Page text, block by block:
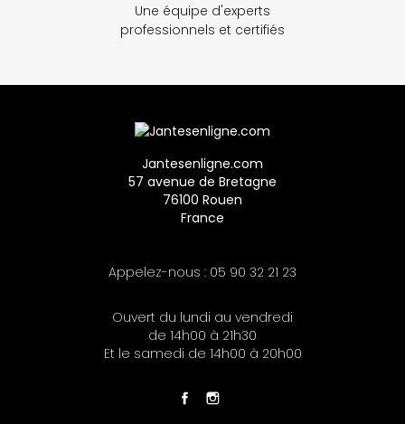
Une équipe d'experts
professionnels et certifiés
Jantesenligne.com
57 avenue de Bretagne
76100 Rouen
France
Appelez-nous : 05 90 32 21 23
Ouvert du lundi au vendredi
de 14h00 à 21h30
Et le samedi de 14h00 à 20h00